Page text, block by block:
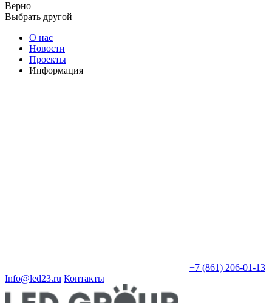
Верно
Выбрать другой
О нас
Новости
Проекты
Информация
+7 (861) 206-01-13
Info@led23.ru Контакты